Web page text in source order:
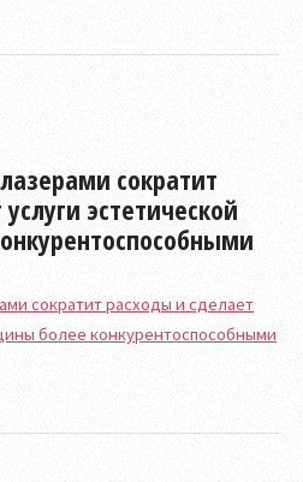
сократит
эстетической